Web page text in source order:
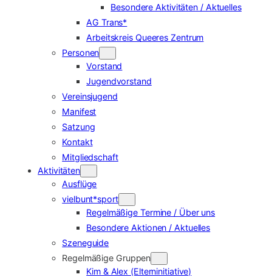
Besondere Aktivitäten / Aktuelles
AG Trans*
Arbeitskreis Queeres Zentrum
Personen
Vorstand
Jugendvorstand
Vereinsjugend
Manifest
Satzung
Kontakt
Mitgliedschaft
Aktivitäten
Ausflüge
vielbunt*sport
Regelmäßige Termine / Über uns
Besondere Aktionen / Aktuelles
Szeneguide
Regelmäßige Gruppen
Kim & Alex (Elterninitiative)